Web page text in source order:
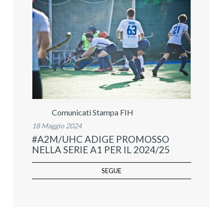
Comunicati Stampa FIH
18 Maggio 2024
#A2M/UHC ADIGE PROMOSSO
NELLA SERIE A1 PER IL 2024/25
SEGUE